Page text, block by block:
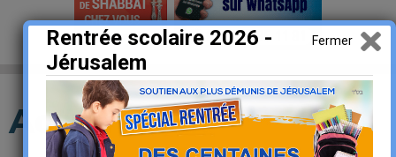
Actualité
Rentrée scolaire 2026 -
Jérusalem
Fermer